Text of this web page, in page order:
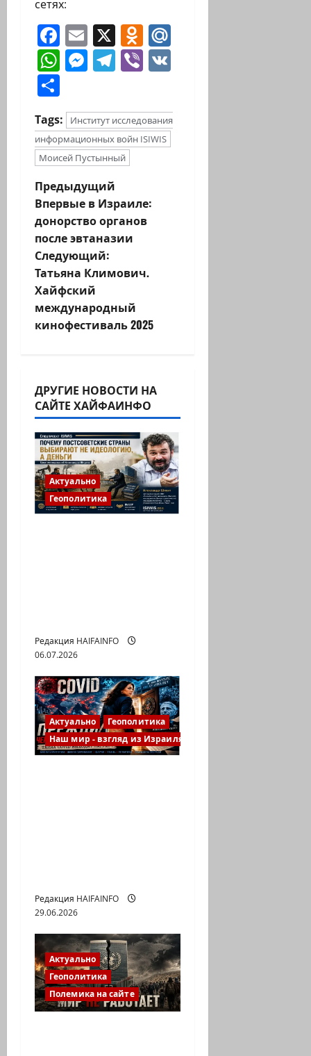
сетях:
Facebook
Email
X Odnoklassniki
WhatsApp
Messenger
Telegram
Viber
Tags:
Институт исследования
информационных войн ISIWIS
Моисей Пустынный
Н
а
в
и
г
а
и
я
з
а
п
Предыдущий
Впервые в Израиле:
донорство органов
после эвтаназии
Следующий:
Татьяна Климович.
Хайфский
международный
кинофестиваль 2025
ДРУГИЕ НОВОСТИ НА
САЙТЕ ХАЙФАИНФО
Актуально
Геополитика
Редакция HAIFAINFO
06.07.2026
Актуально
Геополитика
Наш мир - взгляд из Израиля
Редакция HAIFAINFO
29.06.2026
Актуально
Геополитика
Полемика на сайте